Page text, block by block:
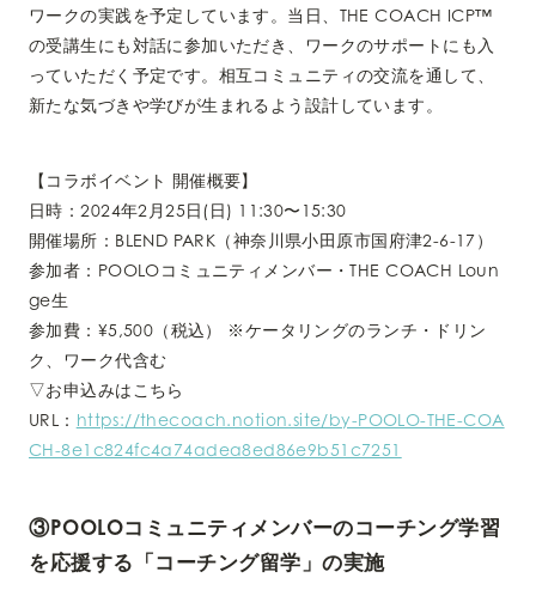
ワークの実践を予定しています。当日、THE COACH ICP™︎
の受講生にも対話に参加いただき、ワークのサポートにも入
っていただく予定です。相互コミュニティの交流を通して、
新たな気づきや学びが生まれるよう設計しています。
【コラボイベント 開催概要】
日時：2024年2月25日(日) 11:30〜15:30
開催場所：BLEND PARK（神奈川県小田原市国府津2-6-17）
参加者：POOLOコミュニティメンバー・THE COACH Loun
ge生
参加費：¥5,500（税込） ※ケータリングのランチ・ドリン
ク、ワーク代含む
▽お申込みはこちら
URL： https://thecoach.notion.site/by-POOLO-THE-COA
CH-8e1c824fc4a74adea8ed86e9b51c7251
③POOLOコミュニティメンバーのコーチング学習
を応援する「コーチング留学」の実施